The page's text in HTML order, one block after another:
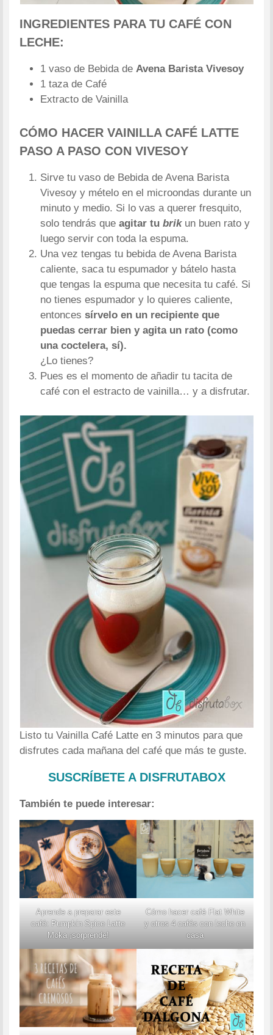
INGREDIENTES PARA TU CAFÉ CON
LECHE:
1 vaso de Bebida deAvena Barista Vivesoy
1 taza de Café
Extracto de Vainilla
CÓMO HACERVAINILLA CAFÉ LATTE
PASO A PASO CON VIVESOY
Sirve tu vaso de Bebida de Avena Barista
Vivesoy y mételo en el microondas durante un
minuto y medio. Si lo vas a querer fresquito,
solo tendrás que agitar tubrik un buen rato y
luego servir con toda la espuma.
Una vez tengas tu bebida de Avena Barista
caliente, saca tu espumador y bátelo hasta
que tengas la espuma que necesita tu café. Si
no tienes espumador y lo quieres caliente,
entonces sírvelo en un recipiente que
puedas cerrar bien y agita un rato (como
una coctelera, sí).
¿Lo tienes?
Pues es el momento de añadir tu tacita de
café con el estracto de vainilla… y a disfrutar.
Listo tu Vainilla Café Latte en 3 minutos para que
disfrutes cada mañana del café que más te guste.
SUSCRÍBETE A DISFRUTABOX
También te puede interesar:
Aprende a preparar este
café: Pumpkin Spice Latte
Moka ¡sorprende!
Cómo hacer café Flat White
y otros 4 cafés con leche en
casa